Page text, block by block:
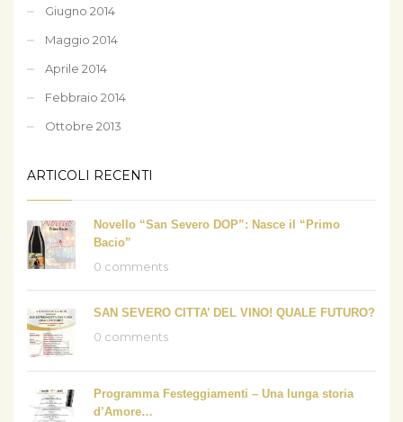
Giugno 2014
Maggio 2014
Aprile 2014
Febbraio 2014
Ottobre 2013
ARTICOLI RECENTI
Novello “San Severo DOP”: Nasce il “Primo
Bacio”
0 comments
SAN SEVERO CITTA’ DEL VINO! QUALE FUTURO?
0 comments
Programma Festeggiamenti – Una lunga storia
d’Amore…